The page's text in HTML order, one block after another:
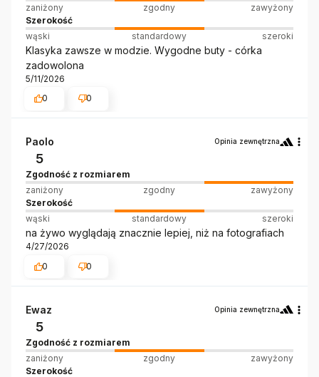
zaniżony zgodny
zawyżony
Szerokość
wąski
standardowy szeroki
Klasyka zawsze w modzie. Wygodne buty - córka
zadowolona
5/11/2026
0
0
Paolo Opinia zewnętrzna
5
Zgodność z rozmiarem
zaniżony
zgodny
zawyżony
Szerokość
wąski
standardowy szeroki
na żywo wyglądają znacznie lepiej, niż na fotografiach
4/27/2026
0
0
Ewaz Opinia zewnętrzna
5
Zgodność z rozmiarem
zaniżony
zgodny
zawyżony
Szerokość